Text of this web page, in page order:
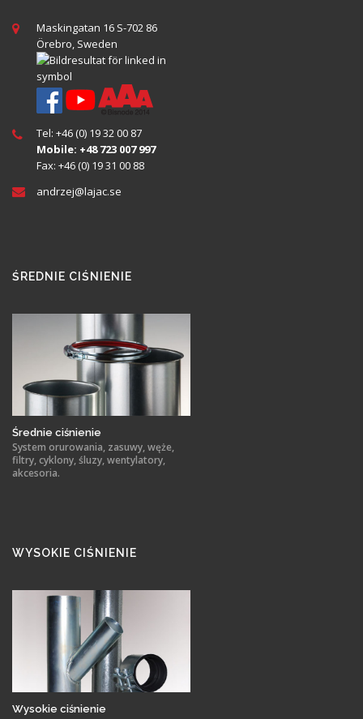
Maskingatan 16 S-702 86
Örebro, Sweden
Tel: +46 (0) 19 32 00 87
Mobile: +48 723 007 997
Fax: +46 (0) 19 31 00 88
andrzej@lajac.se
ŚREDNIE CIŚNIENIE
Średnie ciśnienie
System orurowania, zasuwy, węże,
filtry, cyklony, śluzy, wentylatory,
akcesoria.
WYSOKIE CIŚNIENIE
Wysokie ciśnienie